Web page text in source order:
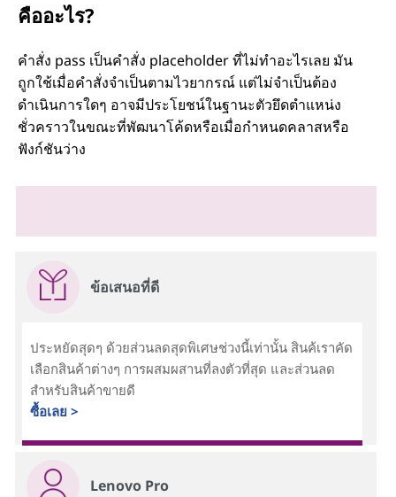
คืออะไร?
คำสั่ง pass เป็นคำสั่ง placeholder ที่ไม่ทำอะไรเลย มัน
ถูกใช้เมื่อคำสั่งจำเป็นตามไวยากรณ์ แต่ไม่จำเป็นต้อง
ดำเนินการใดๆ อาจมีประโยชน์ในฐานะตัวยึดตำแหน่ง
ชั่วคราวในขณะที่พัฒนาโค้ดหรือเมื่อกำหนดคลาสหรือ
ฟังก์ชันว่าง
ข้อเสนอที่ดี
ประหยัดสุดๆ ด้วยส่วนลดสุดพิเศษช่วงนี้เท่านั้น สินค้เราคัด
เลือกสินค้าต่างๆ การผสมผสานที่ลงตัวที่สุด และส่วนลด
สำหรับสินค้าขายดี
ซื้อเลย >
Lenovo Pro